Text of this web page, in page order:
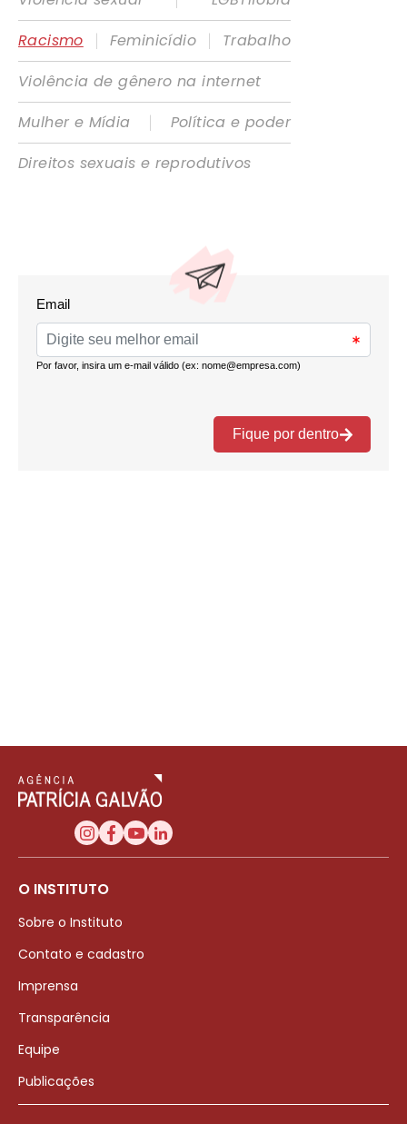
Racismo
| Feminicídio |
Trabalho
Violência de gênero na internet
Mulher e Mídia
|
Política e poder
Direitos sexuais e reprodutivos
O INSTITUTO
Sobre o Instituto
Contato e cadastro
Imprensa
Transparência
Equipe
Publicações